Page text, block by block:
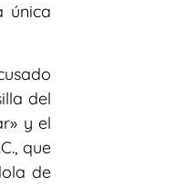
única
del
y el
que
de